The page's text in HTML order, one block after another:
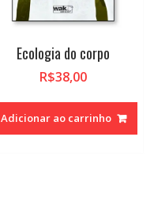
Ecologia do corpo
R$38,00
Adicionar ao carrinho